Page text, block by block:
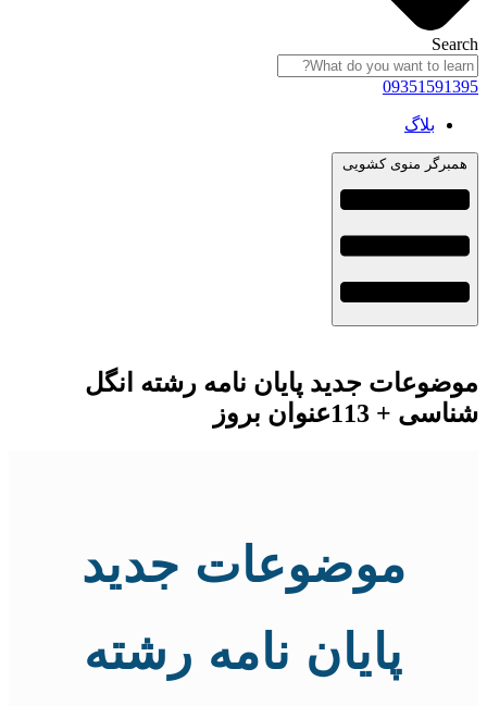
بلاگ
منوی کشویی
جدید پایان نامه رشته انگل
بروز
موضوعات جدید
پایان نامه رشته